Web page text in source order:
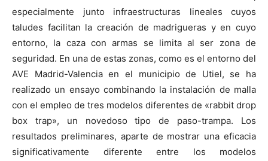
especialmente junto infraestructuras lineales cuyos
taludes facilitan la creación de madrigueras y en cuyo
entorno, la caza con armas se limita al ser zona de
seguridad. En una de estas zonas, como es el entorno del
AVE Madrid-Valencia en el municipio de Utiel, se ha
realizado un ensayo combinando la instalación de malla
con el empleo de tres modelos diferentes de «rabbit drop
box trap», un novedoso tipo de paso-trampa. Los
resultados preliminares, aparte de mostrar una eficacia
significativamente diferente entre los modelos